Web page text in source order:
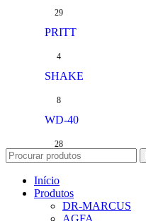
29
PRITT
4
SHAKE
8
WD-40
28
Início
Produtos
DR-MARCUS